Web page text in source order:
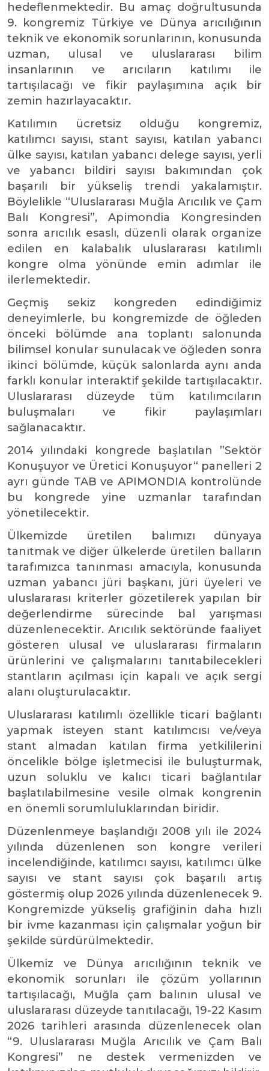
hedeflenmektedir. Bu amaç doğrultusunda
9. kongremiz Türkiye ve Dünya arıcılığının
teknik ve ekonomik sorunlarının, konusunda
uzman, ulusal ve uluslararası bilim
insanlarının ve arıcıların katılımı ile
tartışılacağı ve fikir paylaşımına açık bir
zemin hazırlayacaktır.
Katılımın ücretsiz olduğu kongremiz,
katılımcı sayısı, stant sayısı, katılan yabancı
ülke sayısı, katılan yabancı delege sayısı, yerli
ve yabancı bildiri sayısı bakımından çok
başarılı bir yükseliş trendi yakalamıştır.
Böylelikle “Uluslararası Muğla Arıcılık ve Çam
Balı Kongresi”, Apimondia Kongresinden
sonra arıcılık esaslı, düzenli olarak organize
edilen en kalabalık uluslararası katılımlı
kongre olma yönünde emin adımlar ile
ilerlemektedir.
Geçmiş sekiz kongreden edindiğimiz
deneyimlerle, bu kongremizde de öğleden
önceki bölümde ana toplantı salonunda
bilimsel konular sunulacak ve öğleden sonra
ikinci bölümde, küçük salonlarda aynı anda
farklı konular interaktif şekilde tartışılacaktır.
Uluslararası düzeyde tüm katılımcıların
buluşmaları ve fikir paylaşımları
sağlanacaktır.
2014 yılındaki kongrede başlatılan ”Sektör
Konuşuyor ve Üretici Konuşuyor“ panelleri 2
ayrı günde TAB ve APIMONDIA kontrolünde
bu kongrede yine uzmanlar tarafından
yönetilecektir.
Ülkemizde üretilen balımızı dünyaya
tanıtmak ve diğer ülkelerde üretilen balların
tarafımızca tanınması amacıyla, konusunda
uzman yabancı jüri başkanı, jüri üyeleri ve
uluslararası kriterler gözetilerek yapılan bir
değerlendirme sürecinde bal yarışması
düzenlenecektir. Arıcılık sektöründe faaliyet
gösteren ulusal ve uluslararası firmaların
ürünlerini ve çalışmalarını tanıtabilecekleri
stantların açılması için kapalı ve açık sergi
alanı oluşturulacaktır.
Uluslararası katılımlı özellikle ticari bağlantı
yapmak isteyen stant katılımcısı ve/veya
stant almadan katılan firma yetkililerini
öncelikle bölge işletmecisi ile buluşturmak,
uzun soluklu ve kalıcı ticari bağlantılar
başlatılabilmesine vesile olmak kongrenin
en önemli sorumluluklarından biridir.
Düzenlenmeye başlandığı 2008 yılı ile 2024
yılında düzenlenen son kongre verileri
incelendiğinde, katılımcı sayısı, katılımcı ülke
sayısı ve stant sayısı çok başarılı artış
göstermiş olup 2026 yılında düzenlenecek 9.
Kongremizde yükseliş grafiğinin daha hızlı
bir ivme kazanması için çalışmalar yoğun bir
şekilde sürdürülmektedir.
Ülkemiz ve Dünya arıcılığının teknik ve
ekonomik sorunları ile çözüm yollarının
tartışılacağı, Muğla çam balının ulusal ve
uluslararası düzeyde tanıtılacağı, 19-22 Kasım
2026 tarihleri arasında düzenlenecek olan
“9. Uluslararası Muğla Arıcılık ve Çam Balı
Kongresi” ne destek vermenizden ve